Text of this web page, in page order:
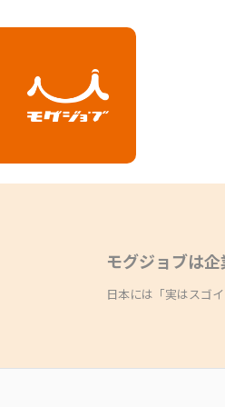
モグジョブは
日本には「実はスゴ